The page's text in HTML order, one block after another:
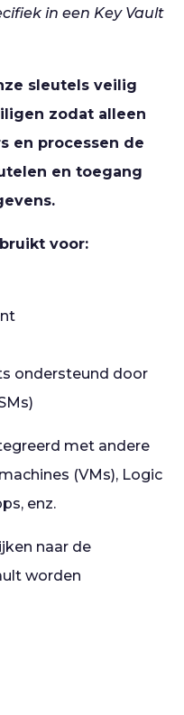
in een Key Vault
sleutels veilig
zodat alleen
en processen de
en toegang
voor:
ondersteund door
met andere
(VMs), Logic
enz.
naar de
worden